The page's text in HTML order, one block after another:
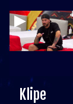
Klipe